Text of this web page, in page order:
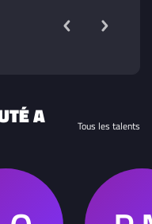
A Tous les talents